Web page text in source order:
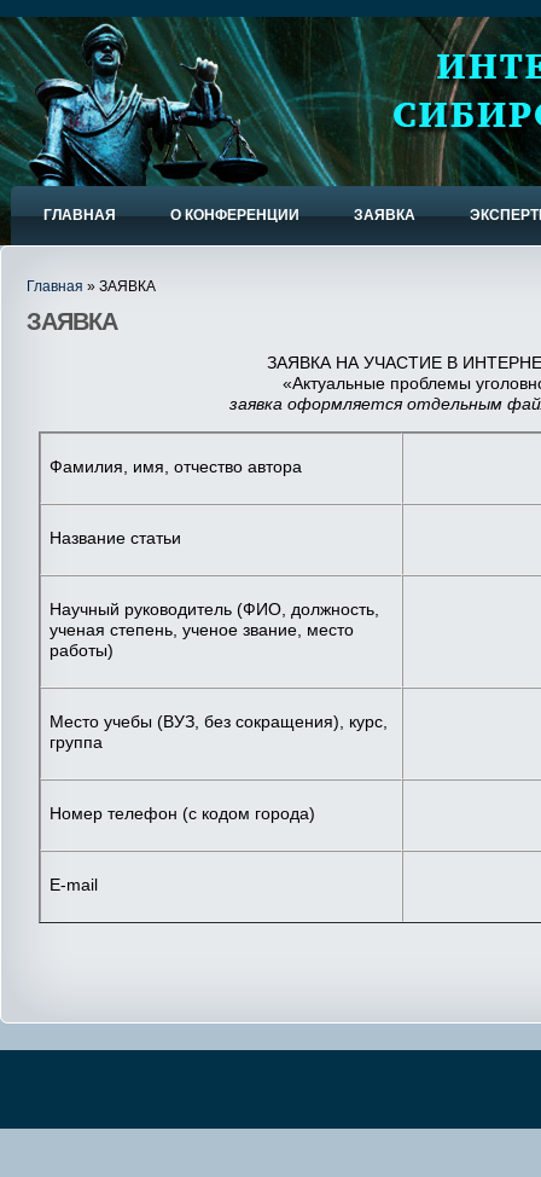
ГЛАВНАЯ О КОНФЕРЕНЦИИ ЗАЯВКА
Главная » ЗАЯВКА
ЗАЯВКА
ЗАЯВКА НА УЧАСТИЕ В
«Актуальные проблемы
заявка оформляется отдельным
Фамилия, имя, отчество автора
Название статьи
Научный руководитель (ФИО, должность,
ученая степень, ученое звание, место
работы)
Место учебы (ВУЗ, без сокращения), курс,
группа
Номер телефон (с кодом города)
E-mail